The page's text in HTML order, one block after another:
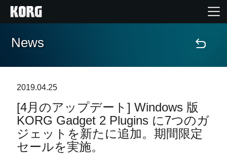
Home
Import Products
Features
News
2019.04.25
[4月のアップデート] Windows 版
KORG Gadget 2 Plugins に7つのガ
ジェットを新たに追加。期間限定
セールを実施。